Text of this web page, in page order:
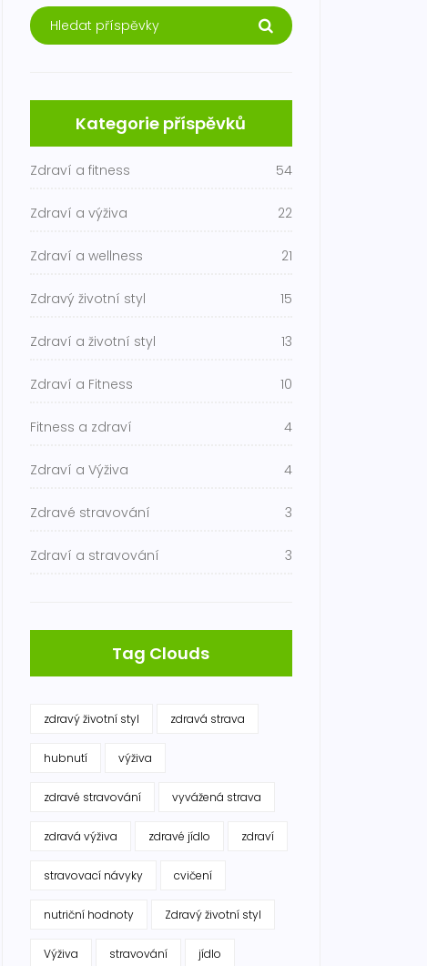
Kategorie příspěvků
Zdraví a fitness 54
Zdraví a výživa 22
Zdraví a wellness 21
Zdravý životní styl 15
Zdraví a životní styl 13
Zdraví a Fitness 10
Fitness a zdraví 4
Zdraví a Výživa 4
Zdravé stravování 3
Zdraví a stravování 3
Tag Clouds
zdravý životní styl zdravá strava
hubnutí výživa
zdravé stravování vyvážená strava
zdravá výživa zdravé jídlo zdraví
stravovací návyky cvičení
nutriční hodnoty Zdravý životní styl
Výživa stravování jídlo